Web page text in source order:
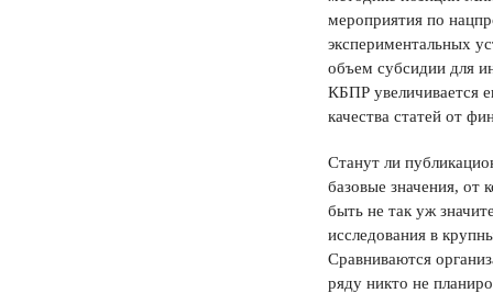
мероприятия по
экспериментальных
объем субсидии для
КБПР увеличивается
качества статей от
Станут ли
базовые значения, от
быть не так уж
исследования в
Сравниваются
ряду никто не